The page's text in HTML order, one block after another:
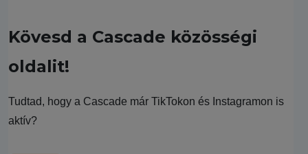
Kövesd a Cascade közösségi
oldalit!
Tudtad, hogy a Cascade már TikTokon és Instagramon is
aktív?